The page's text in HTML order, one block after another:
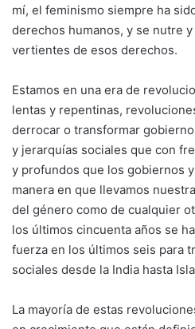
mí, el feminismo siempre ha
derechos humanos, y se nutre
vertientes de esos derechos.
Estamos en una era de
lentas y repentinas,
derrocar o transformar
y jerarquías sociales que con
y profundos que los gobiernos
manera en que llevamos
del género como de cualquier
los últimos cincuenta años se
fuerza en los últimos seis para
sociales desde la India hasta
La mayoría de estas